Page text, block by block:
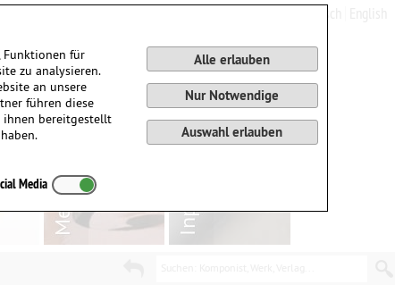
Funktionen für
zu analysieren.
an unsere
führen diese
ihnen bereitgestellt
Alle erlauben
Nur Notwendige
Auswahl erlauben
Media